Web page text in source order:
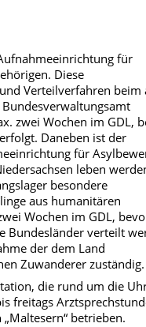
für
Diese
Verteilverfahren beim
zwei Wochen im GDL,
Daneben ist der
für
leben
besondere
aus humanitären
Wochen im GDL,
Bundesländer verteilt
der dem Land
Zuwanderer zuständig.
die rund um die
freitags
betrieben.